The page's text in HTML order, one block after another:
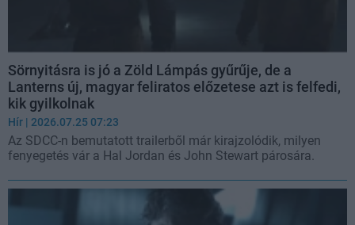
Sörnyitásra is jó a Zöld Lámpás gyűrűje, de a
Lanterns új, magyar feliratos előzetese azt is felfedi,
kik gyilkolnak
Hír | 2026.07.25 07:23
Az SDCC-n bemutatott trailerből már kirajzolódik, milyen
fenyegetés vár a Hal Jordan és John Stewart párosára.